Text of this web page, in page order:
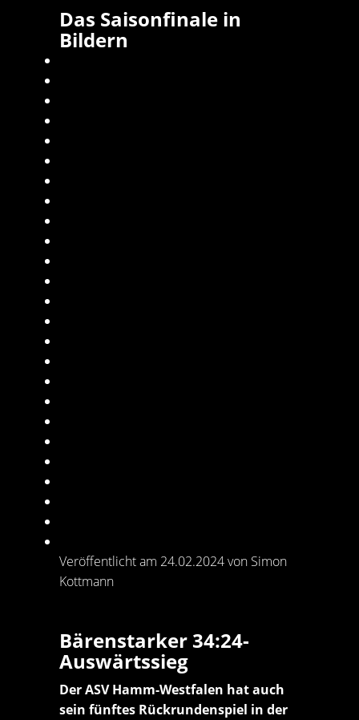
Das Saisonfinale in
Bildern
Veröffentlicht am 24.02.2024 von Simon
Kottmann
Bärenstarker 34:24-
Auswärtssieg
Der ASV Hamm-Westfalen hat auch
sein fünftes Rückrundenspiel in der